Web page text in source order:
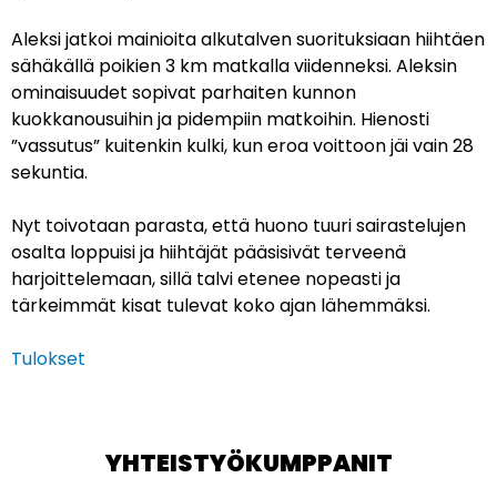
Aleksi jatkoi mainioita alkutalven suorituksiaan hiihtäen
sähäkällä poikien 3 km matkalla viidenneksi. Aleksin
ominaisuudet sopivat parhaiten kunnon
kuokkanousuihin ja pidempiin matkoihin. Hienosti
”vassutus” kuitenkin kulki, kun eroa voittoon jäi vain 28
sekuntia.
Nyt toivotaan parasta, että huono tuuri sairastelujen
osalta loppuisi ja hiihtäjät pääsisivät terveenä
harjoittelemaan, sillä talvi etenee nopeasti ja
tärkeimmät kisat tulevat koko ajan lähemmäksi.
Tulokset
YHTEISTYÖKUMPPANIT